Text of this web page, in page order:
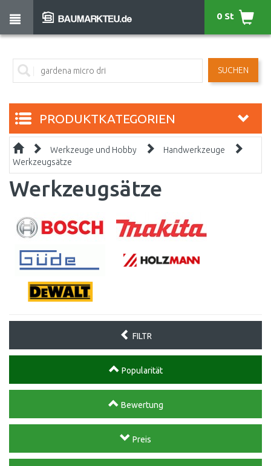
SUCHEN
0 St
PRODUKTKATEGORIEN
Werkzeuge und Hobby
Handwerkzeuge
Werkzeugsätze
Werkzeugsätze
FILTR
Popularität
Bewertung
Preis